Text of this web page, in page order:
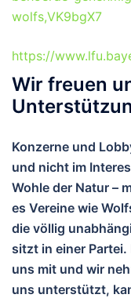
wolfs,VK9bgX7
https://
Wir freuen
Konzerne und
und nicht im
Wohle der Natur –
es Vereine wie
die völlig
sitzt in einer
uns mit und wir
uns unterstützt,